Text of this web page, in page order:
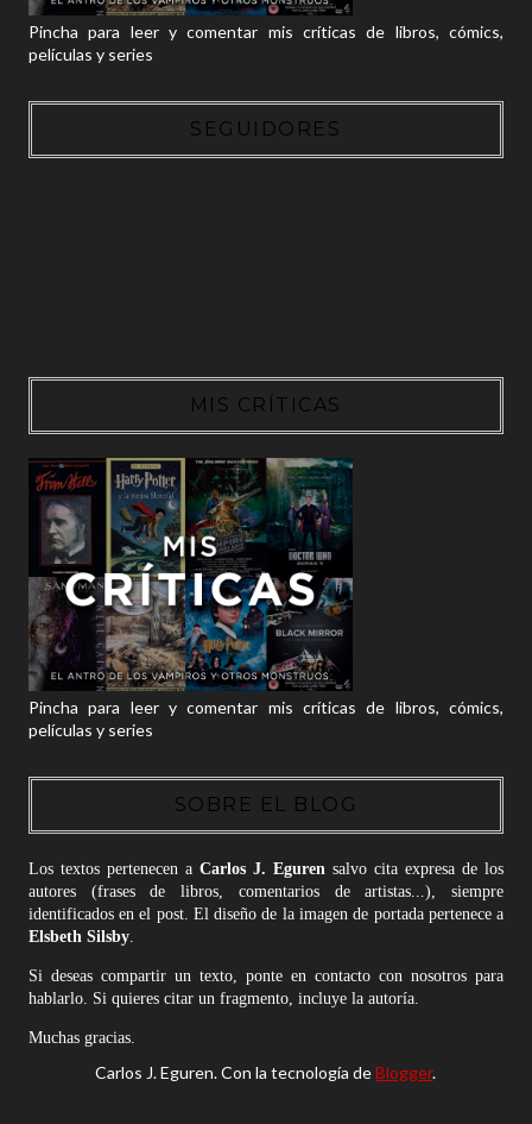
Pincha para leer y comentar mis críticas de libros, cómics,
películas y series
SEGUIDORES
MIS CRÍTICAS
Pincha para leer y comentar mis críticas de libros, cómics,
películas y series
SOBRE EL BLOG
Los textos pertenecen a Carlos J. Egurensalvo cita expresa de los
autores (frases de libros, comentarios de artistas...), siempre
identificados en el post. El diseño de la imagen de portada pertenece a
Elsbeth Silsby.
Si deseas compartir un texto, ponte en contacto con nosotros para
hablarlo. Si quieres citar un fragmento, incluye la autoría.
Muchas gracias.
Carlos J. Eguren. Con la tecnología deBlogger.